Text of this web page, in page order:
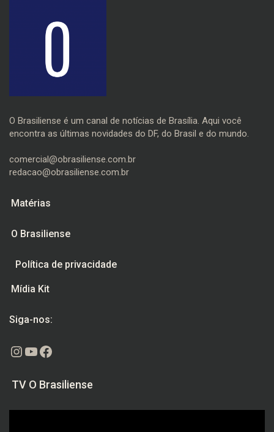
O Brasiliense é um canal de notícias de Brasília. Aqui você
encontra as últimas novidades do DF, do Brasil e do mundo.
comercial@obrasiliense.com.br
redacao@obrasiliense.com.br
Matérias
O Brasiliense
Política de privacidade
Mídia Kit
Siga-nos:
Instagram
Youtube
Facebook
TV O Brasiliense